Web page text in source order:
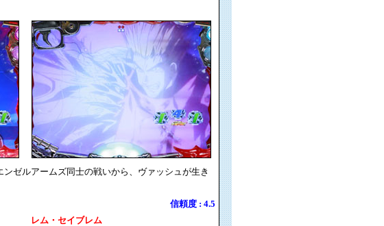
ゼルアームズ同士の戦いから、ヴァッシュが生き
信頼度 : 4.5
レム・セイブレム